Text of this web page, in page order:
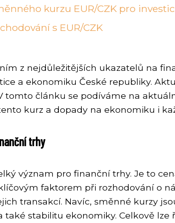
kurzu EUR/CZK pro
s EUR/CZK
z nejdůležitějších ukazatelů na
a ekonomiku České republiky.
tomto článku se podíváme na
kurz a dopady na ekonomiku i
trhy
význam pro finanční trhy. Je to
faktorem při rozhodování o
transakcí. Navíc, směnné kurzy
stabilitu ekonomiky. Celkově